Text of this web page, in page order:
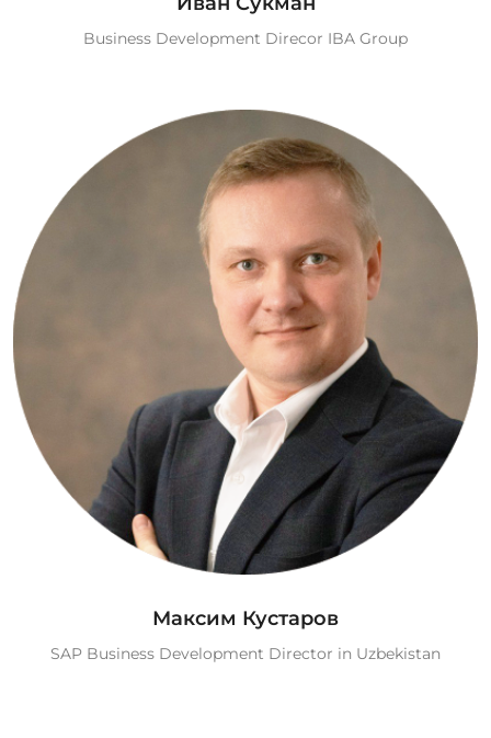
Business Development Direcor IBA Group
Максим Кустаров
SAP Business Development Director in Uzbekistan